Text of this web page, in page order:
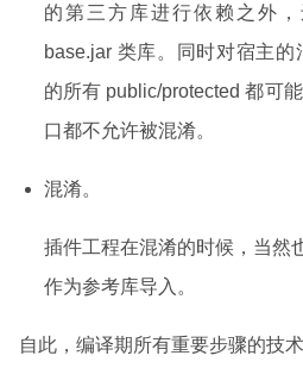
的第三方库进行依赖之外
base.jar 类库。同时对宿主
的所有 public/protected 都可
口都不允许被混淆。
混淆。
插件工程在混淆的时候，当然
作为参考库导入。
自此，编译期所有重要步骤的技